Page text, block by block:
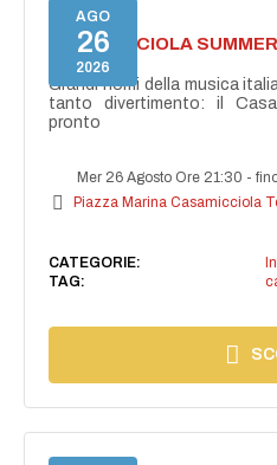
AGO
26
2026
CASAMICCIOLA
BELLINI
Grandi nomi della musica
tanto divertimento: il
pronto
Mer 26 Agosto Ore 21:30 -
Piazza Marina Casamicciola
CATEGORIE:
TAG: